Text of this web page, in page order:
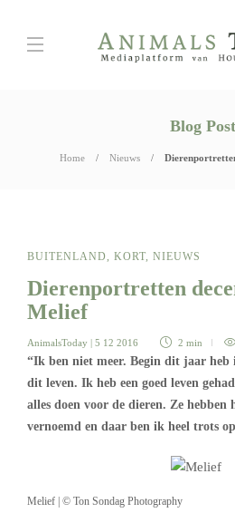
Blog Post
Home Nieuws
BUITENLAND, KORT, NIEUWS
Dierenportretten
Melief
AnimalsToday | 5 12 2016 2 min
“Ik ben niet meer. Begin dit jaar heb
dit leven. Ik heb een goed leven
alles doen voor de dieren. Ze
vernoemd en daar ben ik heel trots
Melief | © Ton Sondag Photography